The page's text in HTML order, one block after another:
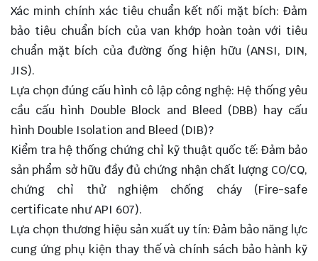
Xác minh chính xác tiêu chuẩn kết nối mặt bích: Đảm
bảo tiêu chuẩn bích của van khớp hoàn toàn với tiêu
chuẩn mặt bích của đường ống hiện hữu (ANSI, DIN,
JIS).
Lựa chọn đúng cấu hình cô lập công nghệ: Hệ thống yêu
cầu cấu hình Double Block and Bleed (DBB) hay cấu
hình Double Isolation and Bleed (DIB)?
Kiểm tra hệ thống chứng chỉ kỹ thuật quốc tế: Đảm bảo
sản phẩm sở hữu đầy đủ chứng nhận chất lượng CO/CQ,
chứng chỉ thử nghiệm chống cháy (Fire-safe
certificate như API 607).
Lựa chọn thương hiệu sản xuất uy tín: Đảm bảo năng lực
cung ứng phụ kiện thay thế và chính sách bảo hành kỹ